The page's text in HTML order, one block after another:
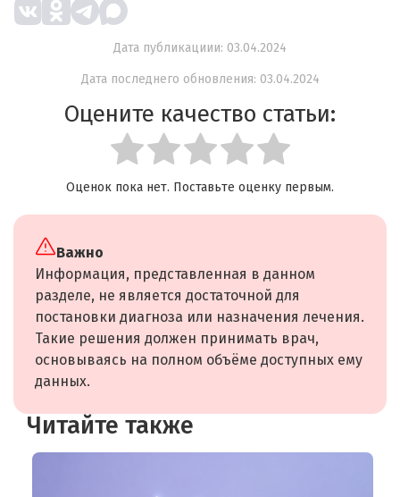
Дата публикациии: 03.04.2024
Дата последнего обновления: 03.04.2024
Оцените качество статьи:
Оценок пока нет. Поставьте оценку первым.
Важно
Информация, представленная в данном
разделе, не является достаточной для
постановки диагноза или назначения лечения.
Такие решения должен принимать врач,
основываясь на полном объёме доступных ему
данных.
Читайте также